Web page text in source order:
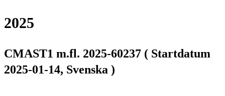
2025
CMAST1 m.fl. 2025-60237 ( Startdatum
2025-01-14, Svenska )